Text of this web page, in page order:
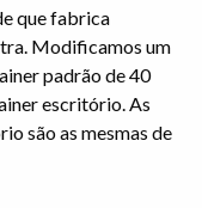
que fabrica
Modificamos um
padrão de 40
escritório. As
são as mesmas de